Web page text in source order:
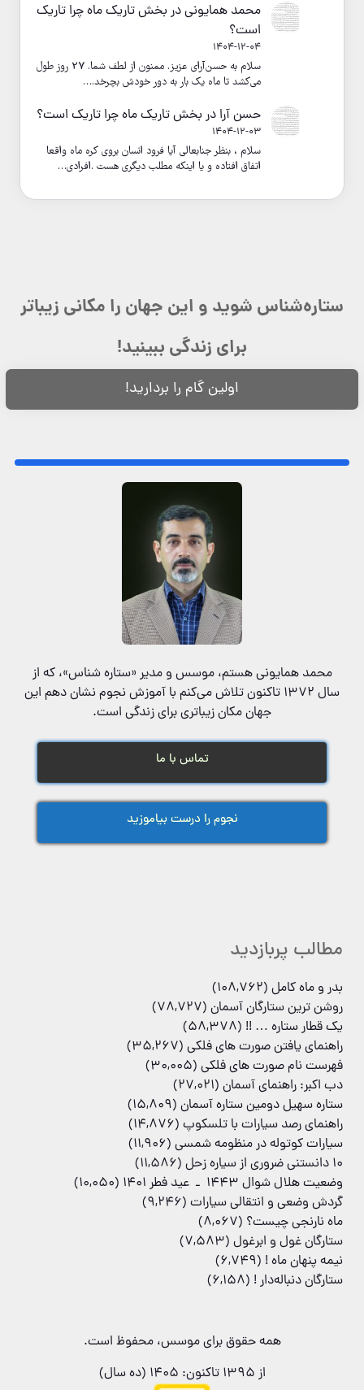
محمد همایونیدر بخش تاریک ماه چرا تاریک
است؟
1404-12-04
سلام به حسن‌آرای عزیز. ممنون از لطف شما. 27 روز طول
می‌کشد تا ماه یک بار به دور خودش بچرخد.…
حسن آرا در بخش تاریک ماه چرا تاریک است؟
1404-12-03
سلام ، بنظر جنابعالی آیا فرود انسان بروی کره ماه واقعا
اتفاق افتاده و یا اینکه مطلب دیگری هست .افرادی…
ستاره‌شناس شوید و این جهان را مکانی زیباتر
برای زندگی ببینید!
اولین گام را بردارید!
محمد همایونی هستم، موسس و مدیر «ستاره شناس»‌، که از
سال ۱۳۷۲ تاکنون تلاش می‌کنم با آموزش نجوم نشان دهم این
جهان مکان زیباتری برای زندگی است.
تماس با ما
نجوم را درست بیاموزید
مطالب پربازدید
بدر و ماه کامل (108,762)
روشن ترین ستارگان آسمان (78,727)
یک قطار ستاره … !! (58,378)
راهنمای یافتن صورت های فلکی (35,267)
فهرست نام صورت های فلکی (30,005)
دب اکبر: راهنمای آسمان (27,021)
ستاره سهیل دومین ستاره آسمان (15,809)
راهنمای رصد سیارات با تلسکوپ (14,876)
سیارات کوتوله در منظومه شمسی (11,906)
۱۰ دانستنی ضروری از سیاره زحل
(11,586)
وضعیت هلال شوال 1443 ـ عید فطر 1401
(10,050)
گردش وضعی و انتقالی سیارات (9,246)
ماه نارنجی چیست؟ (8,067)
ستارگان غول و ابرغول (7,583)
نیمه پنهان ماه ! (6,749)
ستارگان دنباله‌دار ! (6,158)
همه حقوق برای موسس، محفوظ است.
از 1395 تاکنون: 1405 (ده سال)